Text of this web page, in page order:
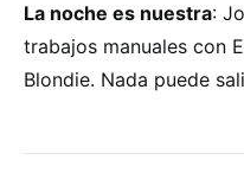
La noche es nuestra:
trabajos manuales con
Blondie. Nada puede